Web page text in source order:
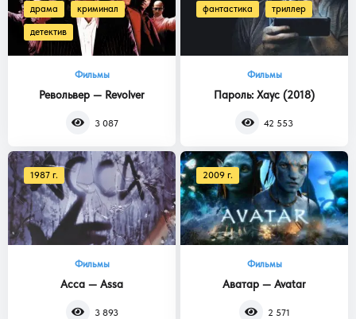
драма криминал
детектив
Фильмы
Револьвер — Revolver
3 087
фантастика триллер
Фильмы
Пароль: Хаус (2018)
42 553
1987 г.
Фильмы
Асса — Assa
3 893
2009 г.
Фильмы
Аватар — Avatar
2 571